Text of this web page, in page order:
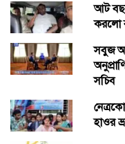
আট
করলো
সবুজ
সচিব
হাওর